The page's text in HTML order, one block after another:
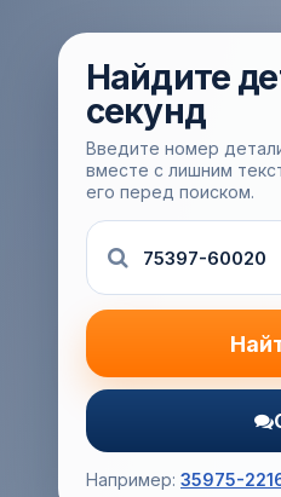
Найдите
секунд
Введите номер
вместе с лишним
его перед поиском.
Например: 35975-